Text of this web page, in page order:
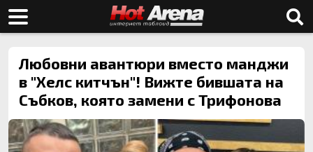
Любовни авантюри вместо манджи
в "Хелс китчън"! Вижте бившата на
Събков, която замени с Трифонова